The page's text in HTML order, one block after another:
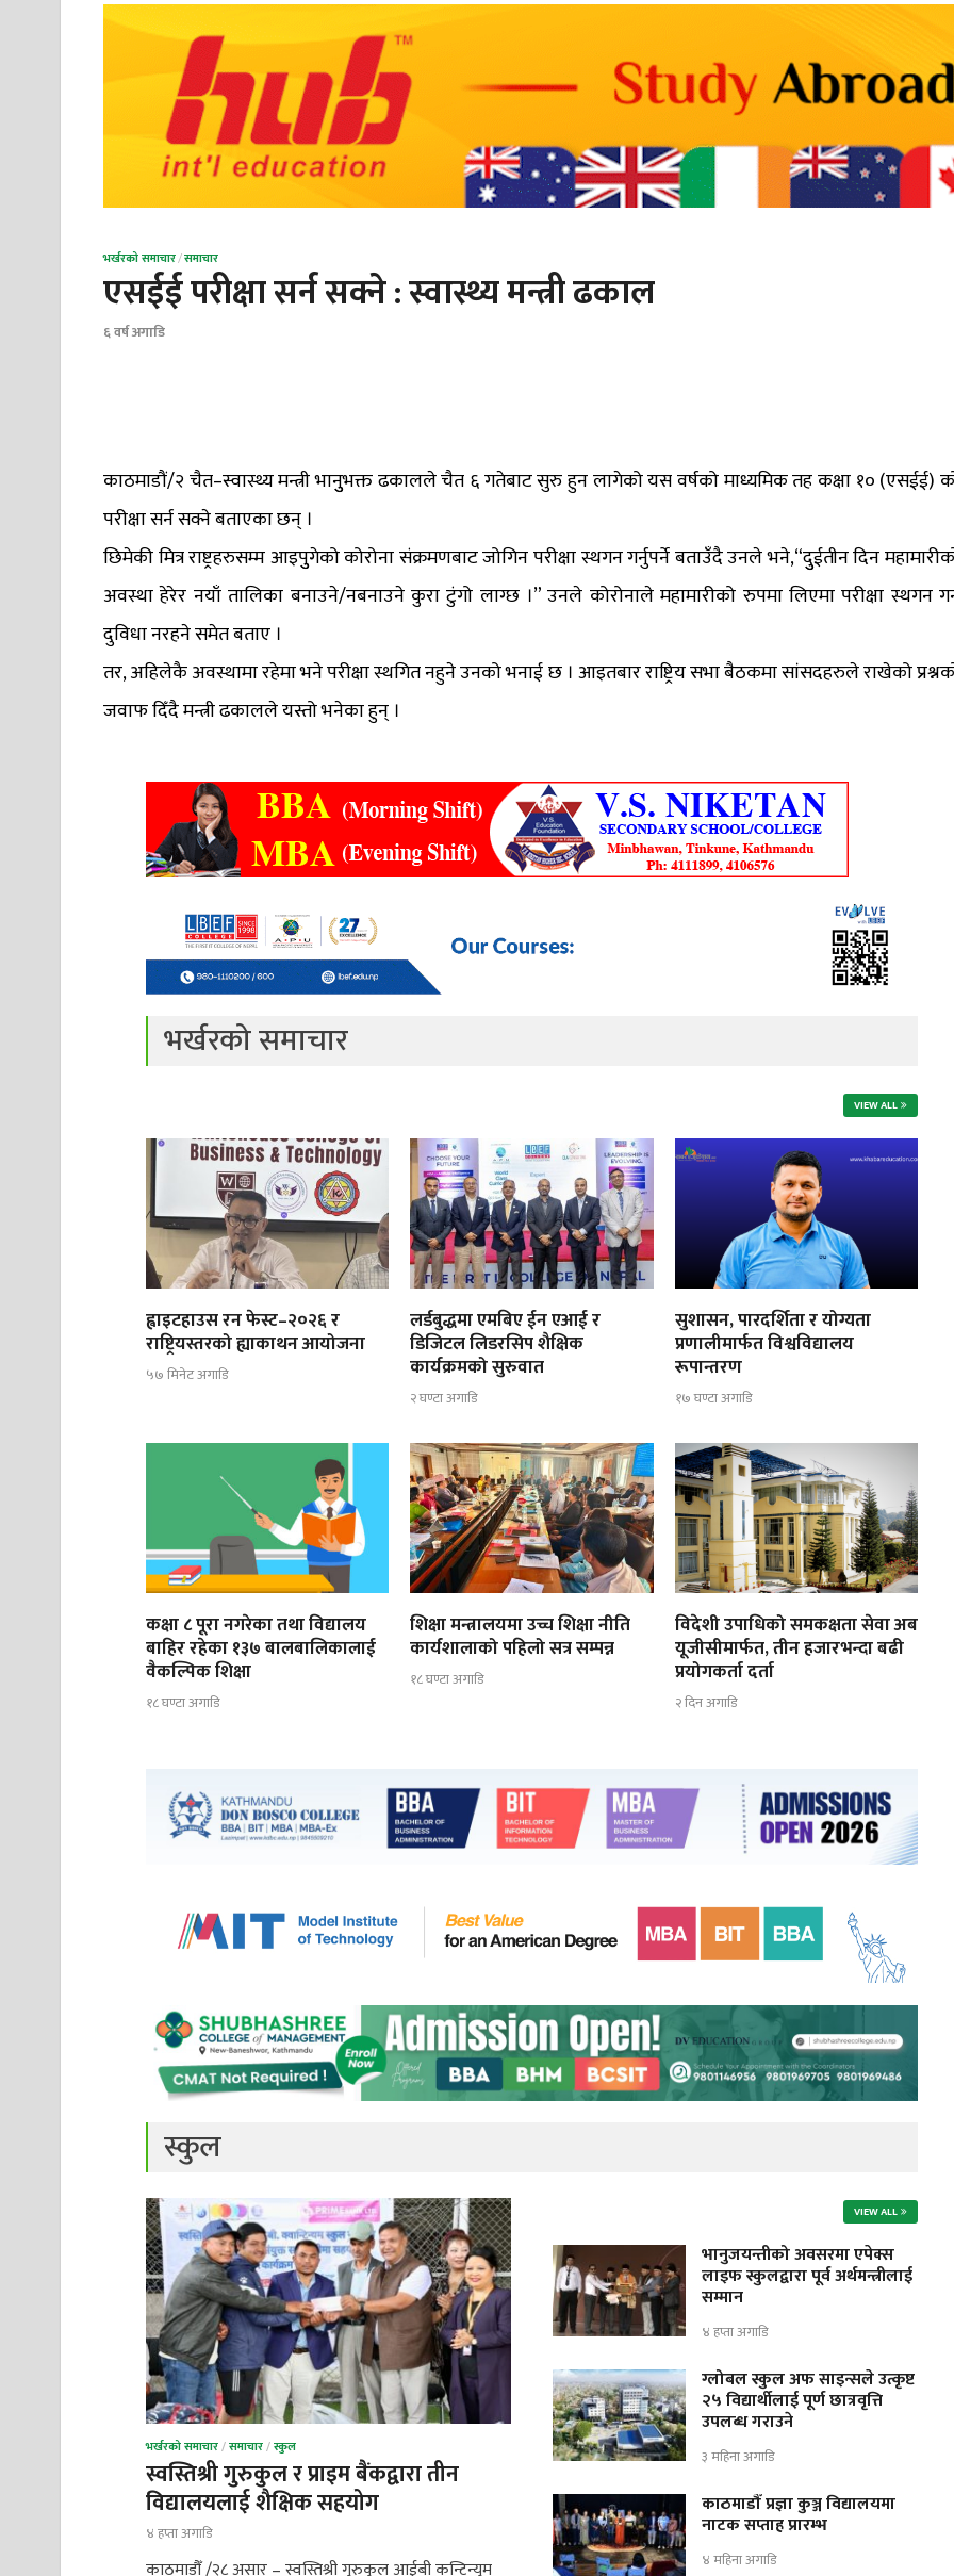
भर्खरको समाचार/समाचार
एसईई परीक्षा सर्न सक्ने : स्वास्थ्य मन्त्री ढकाल
६ वर्ष अगाडि
काठमाडौं/२ चैत–स्वास्थ्य मन्त्री भानुुभक्त ढकालले चैत ६ गतेबाट सुरु हुन लागेको यस वर्षको माध्यमिक तह कक्षा १० (एसईई)
परीक्षा सर्न सक्ने बताएका छन् ।
छिमेकी मित्र राष्ट्रहरुसम्म आइपुुगेको कोरोना संक्रमणबाट जोगिन परीक्षा स्थगन गर्नुपर्ने बताउँदै उनले भने,“दुुईतीन दिन
अवस्था हेरेर नयाँ तालिका बनाउने/नबनाउने कुरा टुंगो लाग्छ ।” उनले कोरोनाले महामारीको रुपमा लिएमा परीक्षा स्थगन
दुविधा नरहने समेत बताए ।
तर, अहिलेकै अवस्थामा रहेमा भने परीक्षा स्थगित नहुने उनको भनाई छ । आइतबार राष्ट्रिय सभा बैठकमा सांसदहरुले राखेको
जवाफ दिँदै मन्त्री ढकालले यस्तो भनेका हुन् ।
भर्खरको समाचार
VIEW ALL
ह्वाइटहाउस रन फेस्ट–२०२६ र
राष्ट्रियस्तरको ह्याकाथन आयोजना
५७ मिनेट अगाडि
लर्डबुद्धमा एमबिए ईन एआई र
डिजिटल लिडरसिप शैक्षिक
कार्यक्रमको सुरुवात
२ घण्टा अगाडि
सुशासन, पारदर्शिता र योग्यता
प्रणालीमार्फत विश्वविद्यालय
रूपान्तरण
१७ घण्टा अगाडि
कक्षा ८ पूरा नगरेका तथा विद्यालय
बाहिर रहेका १३७ बालबालिकालाई
वैकल्पिक शिक्षा
१८ घण्टा अगाडि
शिक्षा मन्त्रालयमा उच्च शिक्षा नीति
कार्यशालाको पहिलो सत्र सम्पन्न
१८ घण्टा अगाडि
विदेशी उपाधिको समकक्षता सेवा अब
यूजीसीमार्फत, तीन हजारभन्दा बढी
प्रयोगकर्ता दर्ता
२ दिन अगाडि
स्कुल
VIEW ALL
भर्खरको समाचार/समाचार/स्कुल
स्वस्तिश्री गुरुकुल र प्राइम बैंकद्वारा तीन
विद्यालयलाई शैक्षिक सहयोग
४ हप्ता अगाडि
भानुजयन्तीको अवसरमा एपेक्स
लाइफ स्कुलद्वारा पूर्व अर्थमन्त्रीलाई
सम्मान
४ हप्ता अगाडि
ग्लोबल स्कुल अफ साइन्सले उत्कृष्ट
२५ विद्यार्थीलाई पूर्ण छात्रवृत्ति
उपलब्ध गराउने
३ महिना अगाडि
काठमाडौँ प्रज्ञा कुञ्ज विद्यालयमा
नाटक सप्ताह प्रारम्भ
४ महिना अगाडि